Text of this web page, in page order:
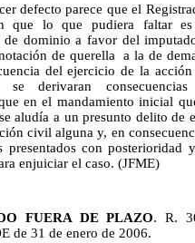
defecto parece que el
que lo que pudiera faltar
dominio a favor del
de querella a la de
del ejercicio de la
derivaran
en el mandamiento inicial
aludía a un presunto delito de
civil alguna y, en
presentados con posterioridad
enjuiciar el caso. (JFME)
FUERA DE PLAZO. R.
de 31 de enero de 2006.